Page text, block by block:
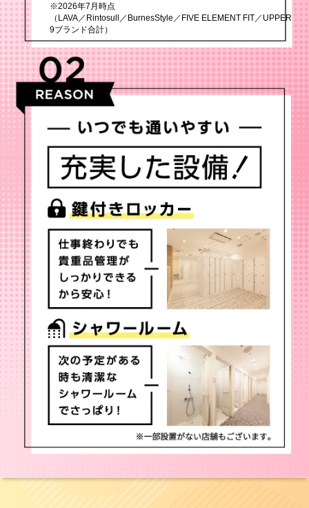
※2026年7月時点
（LAVA／Rintosull／BurnesStyle／FIVE ELEMENT FIT／UPPER
9ブランド合計）